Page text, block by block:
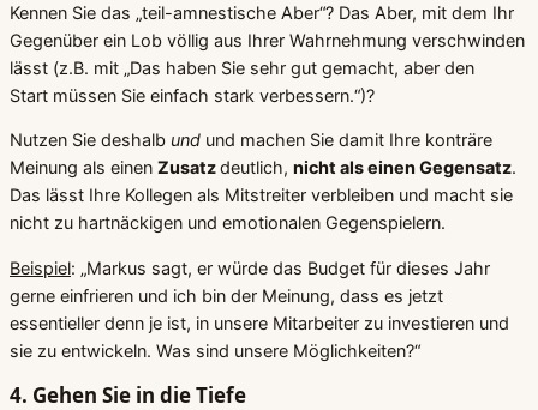
Kennen Sie das „teil-amnestische Aber“? Das Aber, mit dem Ihr
Gegenüber ein Lob völlig aus Ihrer Wahrnehmung verschwinden
lässt (z.B. mit „Das haben Sie sehr gut gemacht, aber den
Start müssen Sie einfach stark verbessern.“)?
Nutzen Sie deshalb und und machen Sie damit Ihre konträre
Meinung als einen Zusatzdeutlich, nicht als einen Gegensatz.
Das lässt Ihre Kollegen als Mitstreiter verbleiben und macht sie
nicht zu hartnäckigen und emotionalen Gegenspielern.
Beispiel: „Markus sagt, er würde das Budget für dieses Jahr
gerne einfrieren und ich bin der Meinung, dass es jetzt
essentieller denn je ist, in unsere Mitarbeiter zu investieren und
sie zu entwickeln. Was sind unsere Möglichkeiten?“
4. Gehen Sie in die Tiefe